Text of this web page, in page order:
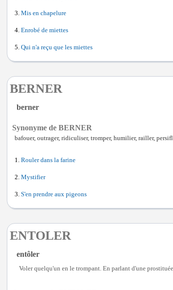
Mis en chapelure
Enrobé de miettes
Qui n'a reçu que les miettes
BERNER
berner
Synonyme de BERNER
bafouer, outrager, ridiculiser, tromper, humilier, railler,
Rouler dans la farine
Mystifier
S'en prendre aux pigeons
ENTOLER
entôler
Voler quelqu'un en le trompant. En parlant d'une